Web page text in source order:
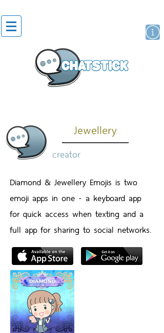
Jewellery
creator
Diamond & Jewellery Emojis is two
emoji apps in one - a keyboard app
for quick access when texting and a
full app for sharing to social networks.